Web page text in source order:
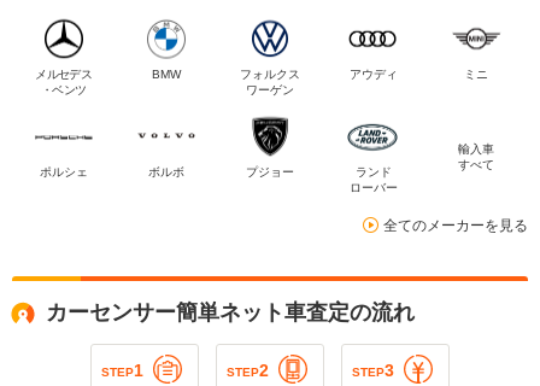
メルセデス
・ベンツ
BMW
フォルクス
ワーゲン
アウディ ミニ
ポルシェ ボルボ プジョー
ランド
ローバー
輸入車
すべて
全てのメーカーを見る
カーセンサー簡単ネット車査定の流れ
STEP1 STEP2 STEP3